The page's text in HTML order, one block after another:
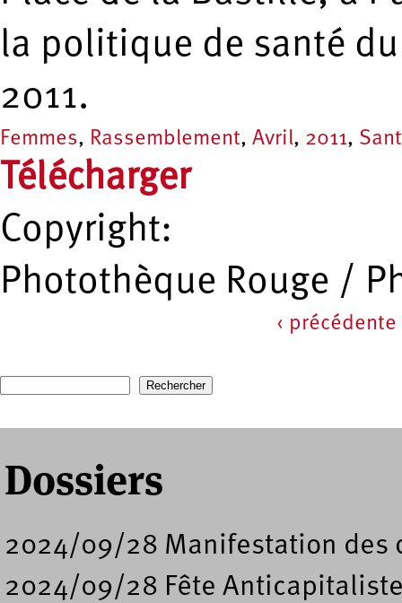
la politique de santé
2011.
Femmes, Rassemblement, Avril, 2011,
Télécharger
Copyright:
Photothèque Rouge /
‹ précédente
Formulaire de recherche
Dossiers
2024/09/28 Manifestation des
2024/09/28 Fête